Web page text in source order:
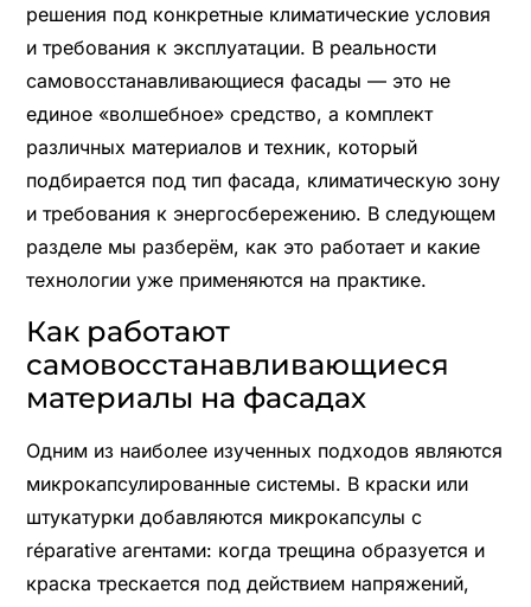
решения под конкретные климатические условия
и требования к эксплуатации. В реальности
самовосстанавливающиеся фасады — это не
единое «волшебное» средство, а комплект
различных материалов и техник, который
подбирается под тип фасада, климатическую зону
и требования к энергосбережению. В следующем
разделе мы разберём, как это работает и какие
технологии уже применяются на практике.
Как работают
самовосстанавливающиеся
материалы на фасадах
Одним из наиболее изученных подходов являются
микрокапсулированные системы. В краски или
штукатурки добавляются микрокапсулы с
réparative агентами: когда трещина образуется и
краска трескается под действием напряжений,